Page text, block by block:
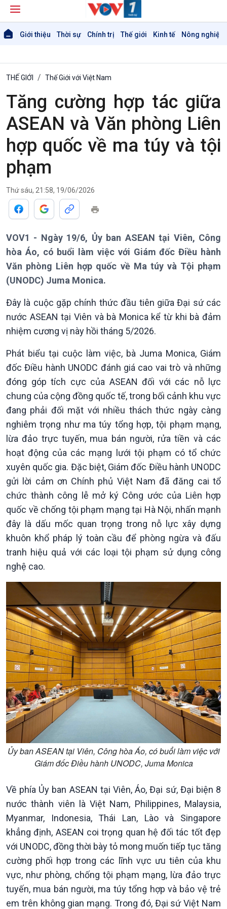
Giới thiệu Thời sự Chính trị Thế giới Kinh tế Nông nghiệp
Giới thiệu
Thời sự
Thời sự 12h
Thời sự 18h
Thời sự 21h30
Bản tin
Chuyên mục
Tin Chính trị
Chính phủ với người dân
Quốc hội với cử tri
Xây dựng đảng
Đảng trong cuộc sống
Nhận diện sự thật
Pháp luật và đời sống
Thế giới
Tin thế giới
Hồ sơ sự kiện quốc tế
Thế giới & Việt Nam
Biên cương - Một dải vững
bền
Kinh tế
Tin Kinh tế
Trước giờ mở cửa
Dòng chảy Kinh tế
Sức sống hàng Việt
Khởi nghiệp
Tuyên chiến với gian lận
thương mại
Nông nghiệp & Biển đảo
Tin Nông nghiệp & Biển
đảo
Mùa vàng
Biển đảo Việt Nam
Tâm tình biên giới và hải
đảo
Tìm hiểu biển, đảo Việt
THẾ GIỚI Thế Giới với Việt Nam
Tăng cường hợp tác giữa
ASEAN và Văn phòng Liên
hợp quốc về ma túy và tội
phạm
Thứ sáu, 21:58, 19/06/2026
VOV1 - Ngày 19/6, Ủy ban ASEAN tại Viên, Công
hòa Áo, có buổi làm việc với Giám đốc Điều hành
Văn phòng Liên hợp quốc về Ma túy và Tội phạm
(UNODC) Juma Monica.
Đây là cuộc gặp chính thức đầu tiên giữa Đại sứ các
nước ASEAN tại Viên và bà Monica kể từ khi bà đảm
nhiệm cương vị này hồi tháng 5/2026.
Phát biểu tại cuộc làm việc, bà Juma Monica, Giám
đốc Điều hành UNODC đánh giá cao vai trò và những
đóng góp tích cực của ASEAN đối với các nỗ lực
chung của cộng đồng quốc tế, trong bối cảnh khu vực
đang phải đối mặt với nhiều thách thức ngày càng
nghiêm trọng như ma túy tổng hợp, tội phạm mạng,
lừa đảo trực tuyến, mua bán người, rửa tiền và các
hoạt động của các mạng lưới tội phạm có tổ chức
xuyên quốc gia. Đặc biệt, Giám đốc Điều hành UNODC
gửi lời cảm ơn Chính phủ Việt Nam đã đăng cai tổ
chức thành công lễ mở ký Công ước của Liên hợp
quốc về chống tội phạm mạng tại Hà Nội, nhấn mạnh
đây là dấu mốc quan trọng trong nỗ lực xây dựng
khuôn khổ pháp lý toàn cầu để phòng ngừa và đấu
tranh hiệu quả với các loại tội phạm sử dụng công
nghệ cao.
Ủy ban ASEAN tại Viên, Công hòa Áo, có buổi làm việc với
Giám đốc Điều hành UNODC, Juma Monica
Về phía Ủy ban ASEAN tại Viên, Áo, Đại sứ, Đại biện 8
nước thành viên là Việt Nam, Philippines, Malaysia,
Myanmar, Indonesia, Thái Lan, Lào và Singapore
khẳng định, ASEAN coi trọng quan hệ đối tác tốt đẹp
với UNODC, đồng thời bày tỏ mong muốn tiếp tục tăng
cường phối hợp trong các lĩnh vực ưu tiên của khu
vực, như phòng, chống tội phạm mạng, lừa đảo trực
tuyến, mua bán người, ma túy tổng hợp và bảo vệ trẻ
em trên không gian mạng. Trong đó, Đại sứ Việt Nam